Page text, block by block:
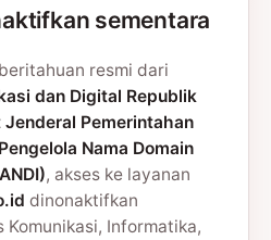
sementara
resmi dari
dan Digital Republik
Pemerintahan
Pengelola Nama Domain
, akses ke layanan
dinonaktifkan
Komunikasi, Informatika,